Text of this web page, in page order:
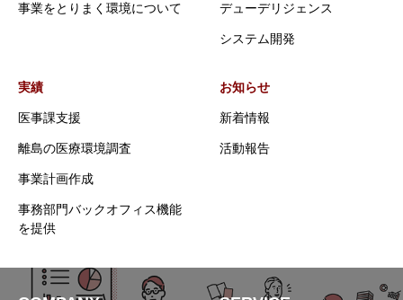
事業をとりまく環境について デューデリジェンス
システム開発
実績
医事課支援
離島の医療環境調査
事業計画作成
事務部門バックオフィス機能
を提供
お知らせ
新着情報
活動報告